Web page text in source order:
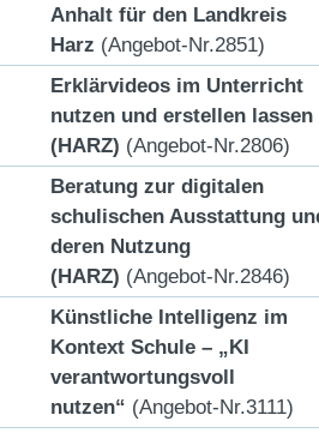
Anhalt für den Landkreis
Harz (Angebot-Nr.2851)
Erklärvideos im Unterricht
nutzen und erstellen lassen
(HARZ) (Angebot-Nr.2806)
Beratung zur digitalen
schulischen Ausstattung
deren Nutzung
(HARZ) (Angebot-Nr.2846)
Künstliche Intelligenz im
Kontext Schule – „KI
verantwortungsvoll
nutzen“ (Angebot-Nr.3111)